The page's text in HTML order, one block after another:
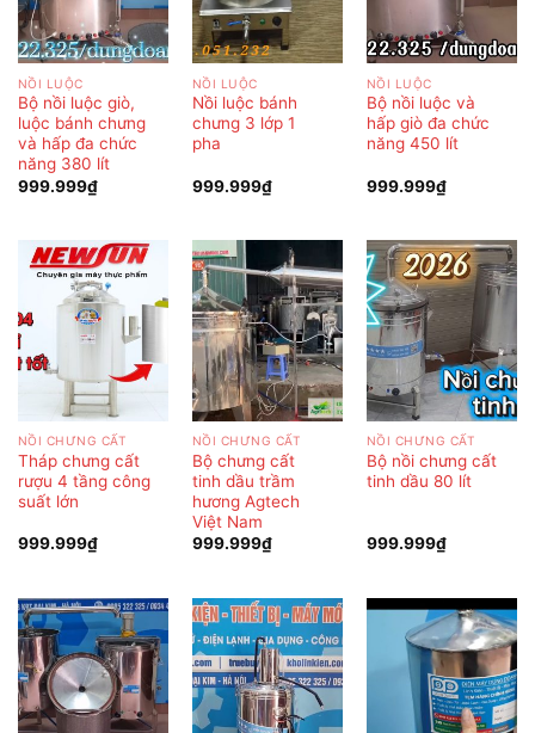
NỒI LUỘC
Bộ nồi luộc giò,
luộc bánh chưng
và hấp đa chức
năng 380 lít
999.999₫
NỒI LUỘC
Nồi luộc bánh
chưng 3 lớp 1
pha
999.999₫
NỒI LUỘC
Bộ nồi luộc và
hấp giò đa chức
năng 450 lít
999.999₫
NỒI CHƯNG CẤT
Tháp chưng cất
rượu 4 tầng công
suất lớn
999.999₫
NỒI CHƯNG CẤT
Bộ chưng cất
tinh dầu trầm
hương Agtech
Việt Nam
999.999₫
NỒI CHƯNG CẤT
Bộ nồi chưng cất
tinh dầu 80 lít
999.999₫